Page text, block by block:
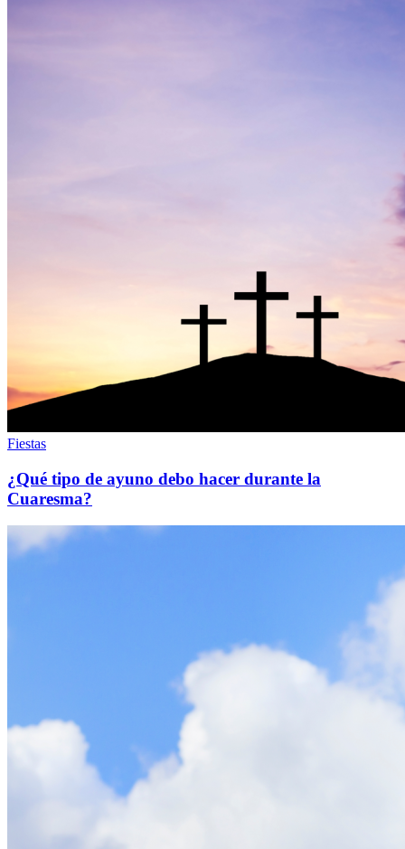
Fiestas
¿Qué tipo de ayuno debo hacer durante la
Cuaresma?